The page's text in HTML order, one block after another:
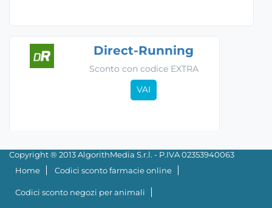
Direct-Running
Sconto con codice EXTRA
VAI
Copyright ® 2013 AlgorithMedia S.r.l. - P.IVA 02353940063
Home
Codici sconto farmacie online
Codici sconto negozi per animali